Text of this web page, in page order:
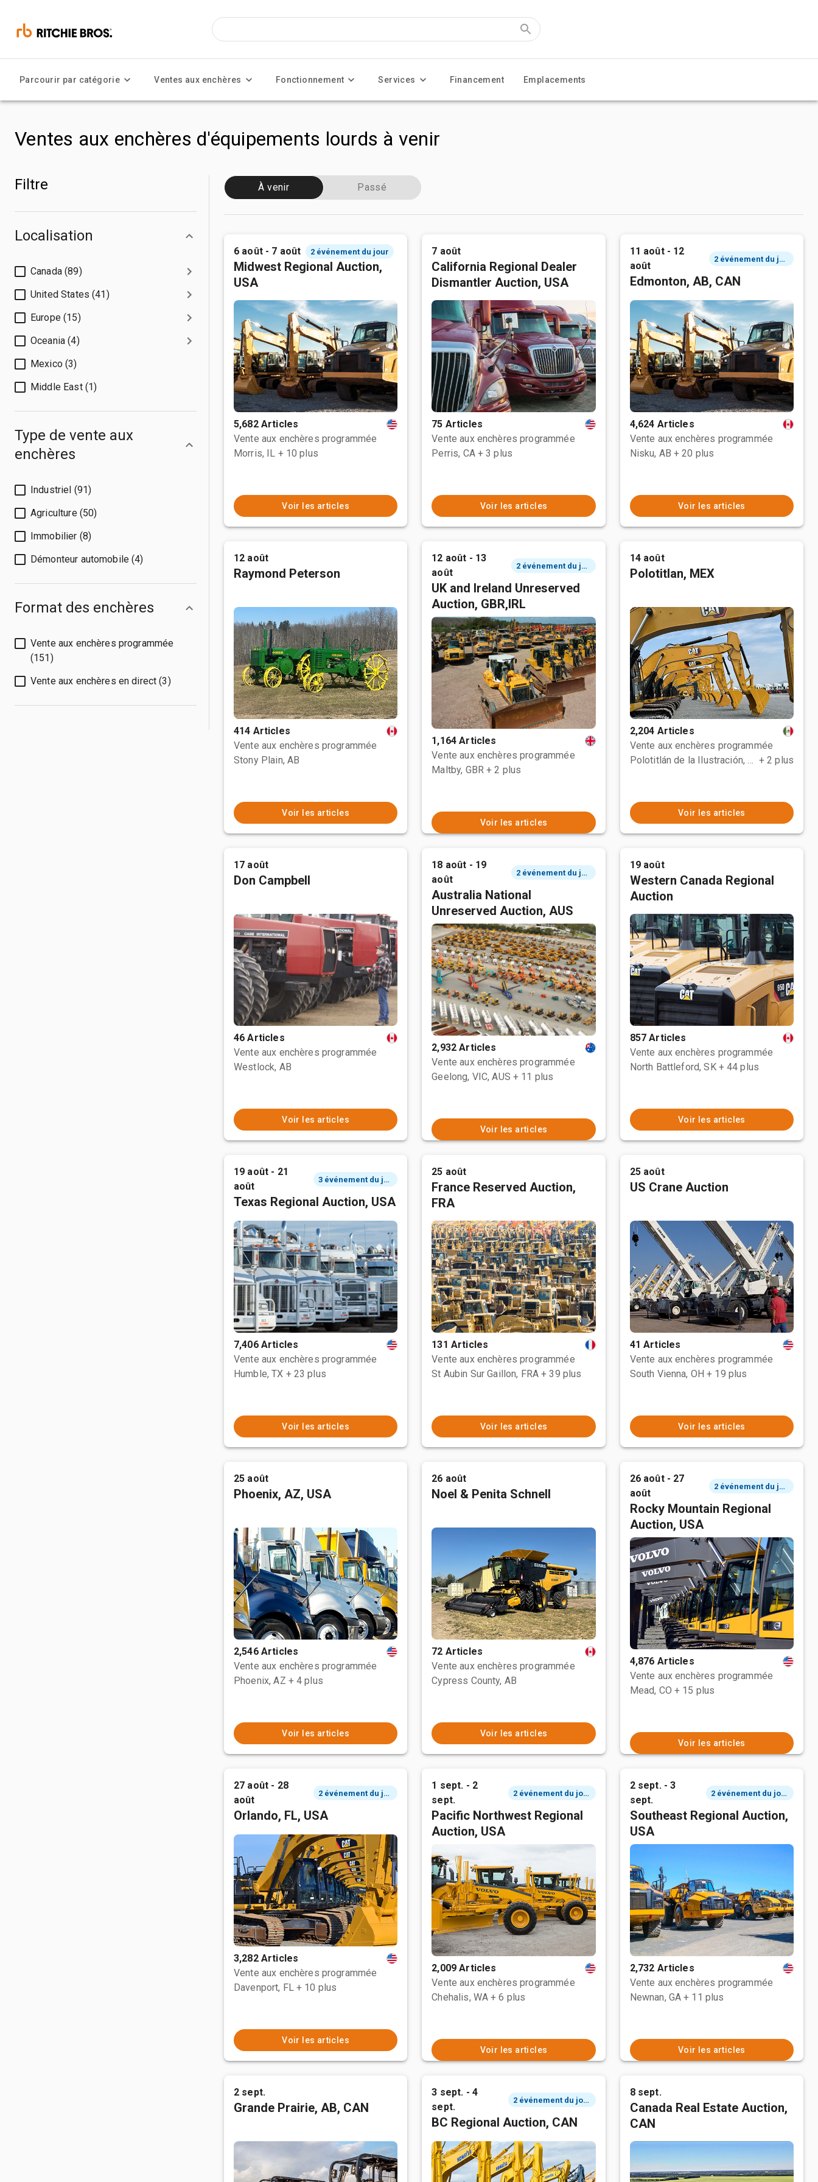
Parcourir par catégorie Ventes aux enchères Fonctionnement Services Financement Emplacements
Ventes aux enchères d'équipements lourds à venir
Filtre
Localisation
Canada (89)
United States (41)
Europe (15)
Oceania (4)
Mexico (3)
Middle East (1)
Type de vente aux
enchères
Industriel (91)
Agriculture (50)
Immobilier (8)
Démonteur automobile (4)
Format des enchères
Vente aux enchères programmée
(151)
Vente aux enchères en direct (3)
À venir Passé
6 août - 7 août 2 événement du jour
Midwest Regional Auction,
USA
5,682 Articles
Vente aux enchères programmée
Morris, IL + 10 plus
Voir les articles
7 août
California Regional Dealer
Dismantler Auction, USA
75 Articles
Vente aux enchères programmée
Perris, CA + 3 plus
Voir les articles
11 août - 12
août
2 événement du jour
Edmonton, AB, CAN
4,624 Articles
Vente aux enchères programmée
Nisku, AB + 20 plus
Voir les articles
12 août
Raymond Peterson
414 Articles
Vente aux enchères programmée
Stony Plain, AB
Voir les articles
12 août - 13
août
2 événement du jour
UK and Ireland Unreserved
Auction, GBR,IRL
1,164 Articles
Vente aux enchères programmée
Maltby, GBR + 2 plus
Voir les articles
14 août
Polotitlan, MEX
2,204 Articles
Vente aux enchères programmée
Polotitlán de la Ilustración, MEX + 2 plus
Voir les articles
17 août
Don Campbell
46 Articles
Vente aux enchères programmée
Westlock, AB
Voir les articles
18 août - 19
août
2 événement du jour
Australia National
Unreserved Auction, AUS
2,932 Articles
Vente aux enchères programmée
Geelong, VIC, AUS + 11 plus
Voir les articles
19 août
Western Canada Regional
Auction
857 Articles
Vente aux enchères programmée
North Battleford, SK + 44 plus
Voir les articles
19 août - 21
août
3 événement du jour
Texas Regional Auction, USA
7,406 Articles
Vente aux enchères programmée
Humble, TX + 23 plus
Voir les articles
25 août
France Reserved Auction,
FRA
131 Articles
Vente aux enchères programmée
St Aubin Sur Gaillon, FRA + 39 plus
Voir les articles
25 août
US Crane Auction
41 Articles
Vente aux enchères programmée
South Vienna, OH + 19 plus
Voir les articles
25 août
Phoenix, AZ, USA
2,546 Articles
Vente aux enchères programmée
Phoenix, AZ + 4 plus
Voir les articles
26 août
Noel & Penita Schnell
72 Articles
Vente aux enchères programmée
Cypress County, AB
Voir les articles
26 août - 27
août
2 événement du jour
Rocky Mountain Regional
Auction, USA
4,876 Articles
Vente aux enchères programmée
Mead, CO + 15 plus
Voir les articles
27 août - 28
août
2 événement du jour
Orlando, FL, USA
3,282 Articles
Vente aux enchères programmée
Davenport, FL + 10 plus
Voir les articles
1 sept. - 2
sept.
2 événement du jour
Pacific Northwest Regional
Auction, USA
2,009 Articles
Vente aux enchères programmée
Chehalis, WA + 6 plus
Voir les articles
2 sept. - 3
sept.
2 événement du jour
Southeast Regional Auction,
USA
2,732 Articles
Vente aux enchères programmée
Newnan, GA + 11 plus
Voir les articles
2 sept.
Grande Prairie, AB, CAN
3 sept. - 4
sept.
2 événement du jour
BC Regional Auction, CAN
8 sept.
Canada Real Estate Auction,
CAN